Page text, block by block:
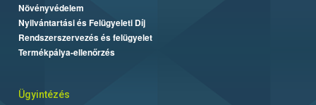
Növényvédelem
Nyilvántartási és Felügyeleti Díj
Rendszerszervezés és felügyelet
Termékpálya-ellenőrzés
Ügyintézés